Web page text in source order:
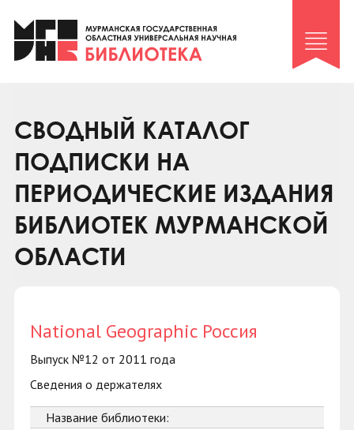
Клуб «Гиря и сельдерей»
Клуб «Семейный архив»
Коллегам
Контакты
СВОДНЫЙ КАТАЛОГ
ПОДПИСКИ НА
ПЕРИОДИЧЕСКИЕ ИЗДАНИЯ
БИБЛИОТЕК МУРМАНСКОЙ
ОБЛАСТИ
National Geographic Россия
Выпуск №12 от 2011 года
Сведения о держателях
Название библиотеки: